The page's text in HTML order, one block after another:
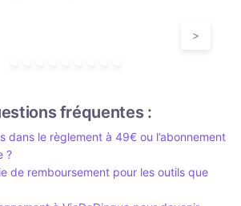
>
fréquentes :
dans le règlement à 49€ ou l’abonnement
?
de remboursement pour les outils que